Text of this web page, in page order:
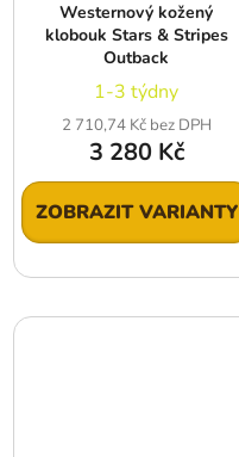
Westernový kožený
klobouk Stars & Stripes
Outback
1-3 týdny
2 710,74 Kč bez DPH
3 280 Kč
ZOBRAZIT VARIANTY